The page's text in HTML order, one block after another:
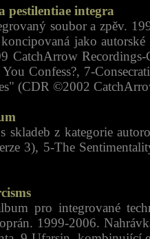
pestilentiae integra
soubor a zpěv.
jako
CatchArrow
You Confess?, 7-
(CDR ©2002
skladeb z kategorie
3), 5-The
pro integrované
1999-2006.